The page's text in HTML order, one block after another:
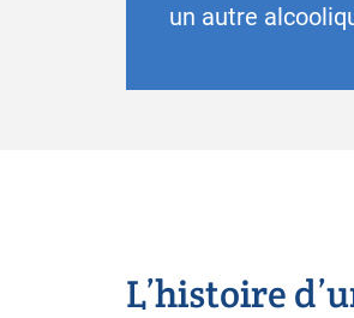
un autre
L’histoire